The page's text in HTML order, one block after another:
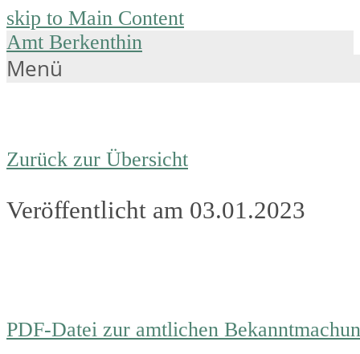
skip to Main Content
Amt Berkenthin
Menü
Zurück zur Übersicht
Veröffentlicht am 03.01.2023
PDF-Datei zur amtlichen